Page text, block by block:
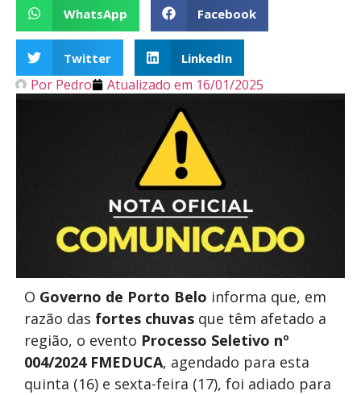
WhatsApp Facebook
Twitter LinkedIn
Por Pedro Atualizado em 16/01/2025
O Governo de Porto Belo informa que, em
razão das fortes chuvas que têm afetado a
região, o evento Processo Seletivo nº
004/2024 FMEDUCA, agendado para esta
quinta (16) e sexta-feira (17), foi adiado para